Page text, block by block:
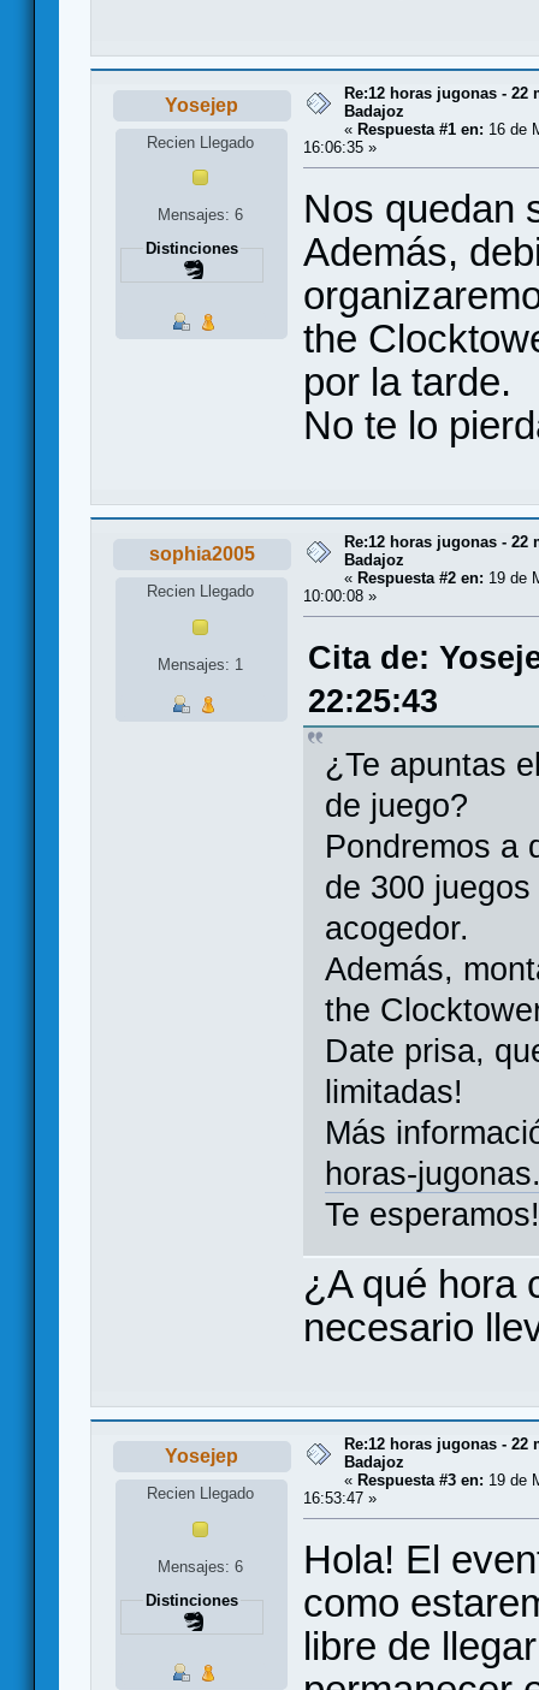
Yosejep
Recien Llegado
Mensajes: 6
Distinciones
Re:12 horas jugonas - 22
Badajoz
« Respuesta #1 en: 16 de
16:06:35 »
Nos quedan
Además,
the
por la tarde.
No te lo
sophia2005
Recien Llegado
Mensajes: 1
Re:12 horas jugonas - 22
Badajoz
« Respuesta #2 en: 19 de
10:00:08 »
Cita de:
22:25:43
¿Te apuntas
de juego?
Pondremos a
de 300
acogedor.
Además,
the
Date prisa,
limitadas!
Más
horas-
Te
¿A qué hora
necesario
Yosejep
Recien Llegado
Mensajes: 6
Distinciones
Re:12 horas jugonas - 22
Badajoz
« Respuesta #3 en: 19 de
16:53:47 »
Hola! El
como
libre de